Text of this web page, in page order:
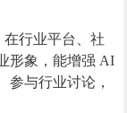
行业平台、社
形象，能增强 AI
参与行业讨论，